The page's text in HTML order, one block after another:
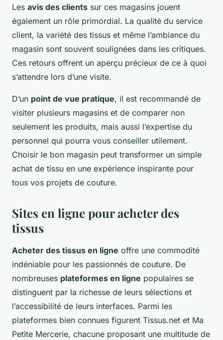
Les avis des clients sur ces magasins jouent
également un rôle primordial. La qualité du service
client, la variété des tissus et même l’ambiance du
magasin sont souvent soulignées dans les critiques.
Ces retours offrent un aperçu précieux de ce à quoi
s’attendre lors d’une visite.
D’un point de vue pratique, il est recommandé de
visiter plusieurs magasins et de comparer non
seulement les produits, mais aussi l’expertise du
personnel qui pourra vous conseiller utilement.
Choisir le bon magasin peut transformer un simple
achat de tissu en une expérience inspirante pour
tous vos projets de couture.
Sites en ligne pour acheter des
tissus
Acheter des tissus en ligne offre une commodité
indéniable pour les passionnés de couture. De
nombreuses plateformes en ligne populaires se
distinguent par la richesse de leurs sélections et
l’accessibilité de leurs interfaces. Parmi les
plateformes bien connues figurent Tissus.net et Ma
Petite Mercerie, chacune proposant une multitude de